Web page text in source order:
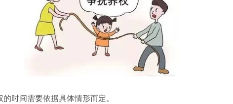
时间需要依据具体情形而定。